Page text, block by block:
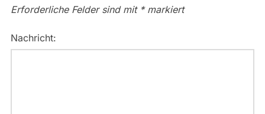
Erforderliche Felder sind mit *markiert
Nachricht: